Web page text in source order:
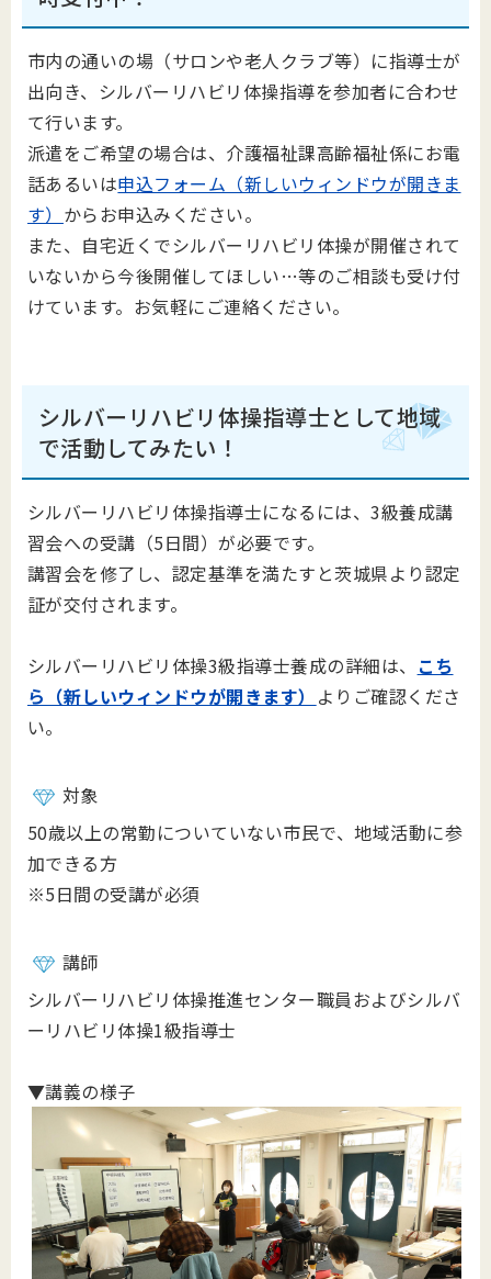
市内の通いの場（サロンや老人クラブ等）に指導士が
出向き、シルバーリハビリ体操指導を参加者に合わせ
て行います。
派遣をご希望の場合は、介護福祉課高齢福祉係にお電
話あるいは申込フォーム（新しいウィンドウが開きま
す） からお申込みください。
また、自宅近くでシルバーリハビリ体操が開催されて
いないから今後開催してほしい…等のご相談も受け付
けています。お気軽にご連絡ください。
シルバーリハビリ体操指導士として地域
で活動してみたい！
シルバーリハビリ体操指導士になるには、3級養成講
習会への受講（5日間）が必要です。
講習会を修了し、認定基準を満たすと茨城県より認定
証が交付されます。
シルバーリハビリ体操3級指導士養成の詳細は、 こち
ら（新しいウィンドウが開きます） よりご確認くださ
い。
対象
50歳以上の常勤についていない市民で、地域活動に参
加できる方
※5日間の受講が必須
講師
シルバーリハビリ体操推進センター職員およびシルバ
ーリハビリ体操1級指導士
▼講義の様子